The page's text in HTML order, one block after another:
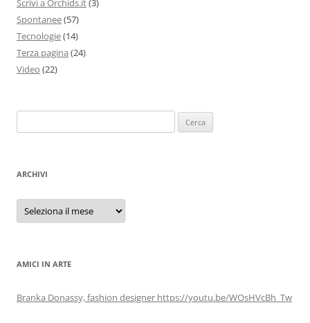
Spontanee(57)
Tecnologie(14)
Terza pagina (24)
Video (22)
per:
ARCHIVI
Archivi
AMICI IN ARTE
Branka Donassy, fashion designer https://youtu.be/WOsHVcBh_Tw